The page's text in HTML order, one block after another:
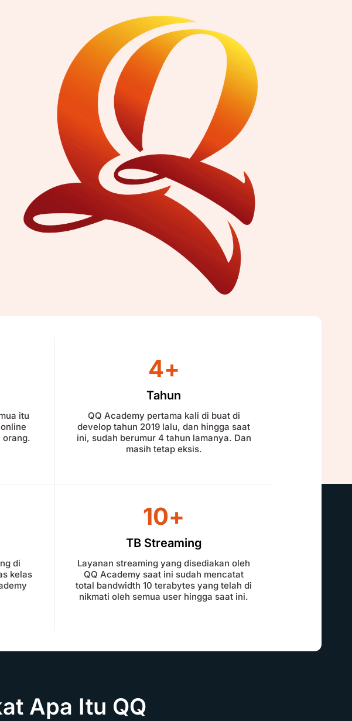
itu
orang.
Tahun
4+
QQ Academy pertama kali di buat di
develop tahun 2019 lalu, dan hingga saat
ini, sudah berumur 4 tahun lamanya. Dan
masih tetap eksis.
di
kelas
TB Streaming
10+
Layanan streaming yang disediakan oleh
QQ Academy saat ini sudah mencatat
total bandwidth 10 terabytes yang telah di
nikmati oleh semua user hingga saat ini.
Apa Itu QQ